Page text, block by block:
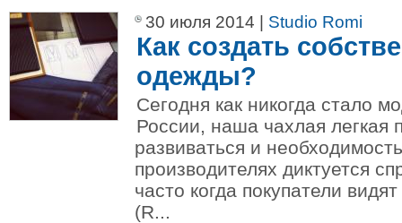
30 июля 2014 | Studio Romi
Как создать
одежды?
Сегодня как никогда стало
России, наша чахлая легкая
развиваться и
производителях диктуется
часто когда покупатели
(R...